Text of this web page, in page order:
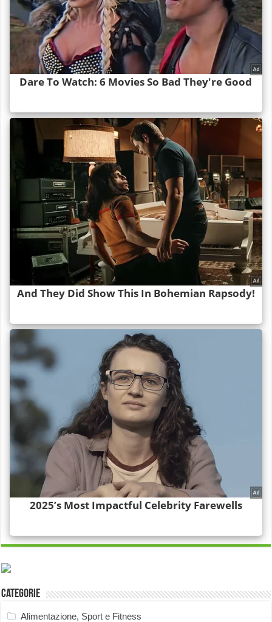
Categorie
Alimentazione, Sport e Fitness